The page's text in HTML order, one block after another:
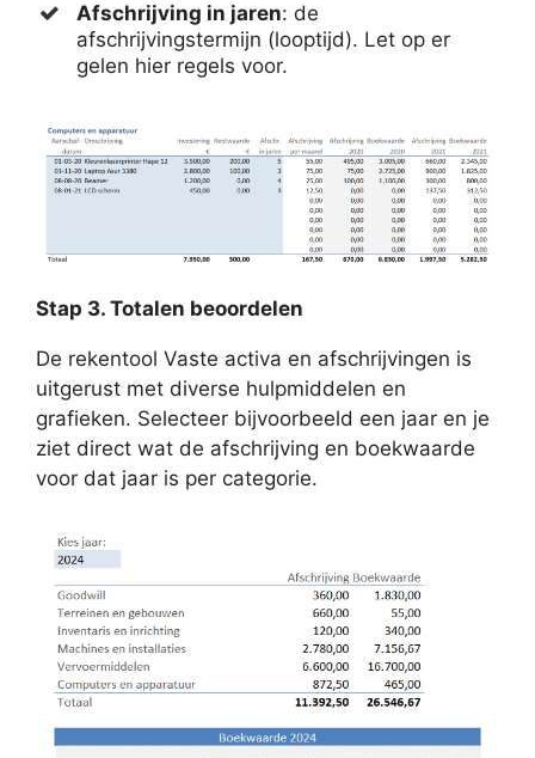
Afschrijving in jaren: de
afschrijvingstermijn (looptijd). Let op er
gelen hier regels voor.
Stap 3. Totalen beoordelen
De rekentool Vaste activa en afschrijvingen is
uitgerust met diverse hulpmiddelen en
grafieken. Selecteer bijvoorbeeld een jaar en je
ziet direct wat de afschrijving en boekwaarde
voor dat jaar is per categorie.